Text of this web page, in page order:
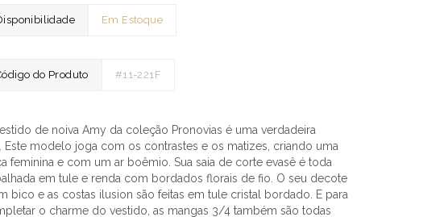
Em Estoque
do Produto #11-221F
de noiva Amy da coleção Pronovias é uma verdadeira
Este modelo joga com os contrastes e os matizes, criando uma
feminina e com um ar boêmio. Sua saia de corte evasê é toda
em tule e renda com bordados florais de fio. O seu decote
bico e as costas ilusion são feitas em tule cristal bordado. E para
o charme do vestido, as mangas 3/4 também são todas